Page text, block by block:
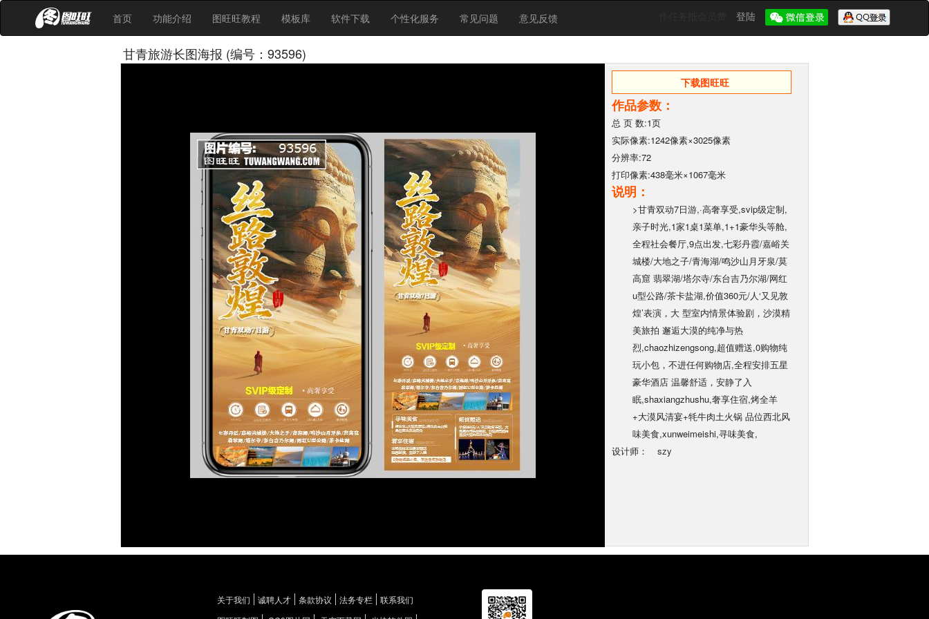
首页 功能介绍 图旺旺教程 模板库 软件下载 个性化服务 常见问题 意见反馈 登陆
甘青旅游长图海报 (编号：93596)
下载图旺旺
作品参数：
总 页 数:1页
实际像素:1242像素×3025像素
分辨率:72
打印像素:438毫米×1067毫米
说明：
>甘青双动7日游,·高奢享受,svip级定制,
亲子时光,1家1桌1菜单,1+1豪华头等舱,
全程社会餐厅,9点出发,七彩丹霞/嘉峪关
城楼/大地之子/青海湖/鸣沙山月牙泉/莫
高窟 翡翠湖/塔尔寺/东台吉乃尔湖/网红
u型公路/茶卡盐湖,价值360元/人‘又见敦
煌’表演，大 型室内情景体验剧，沙漠精
美旅拍 邂逅大漠的纯净与热
烈,chaozhizengsong,超值赠送,0购物纯
玩小包，不进任何购物店,全程安排五星
豪华酒店 温馨舒适，安静了入
眠,shaxiangzhushu,奢享住宿,烤全羊
+大漠风清宴+牦牛肉土火锅 品位西北风
味美食,xunweimeishi,寻味美食,
设计师：
szy
关于我们 诚聘人才 条款协议 法务专栏
联系我们